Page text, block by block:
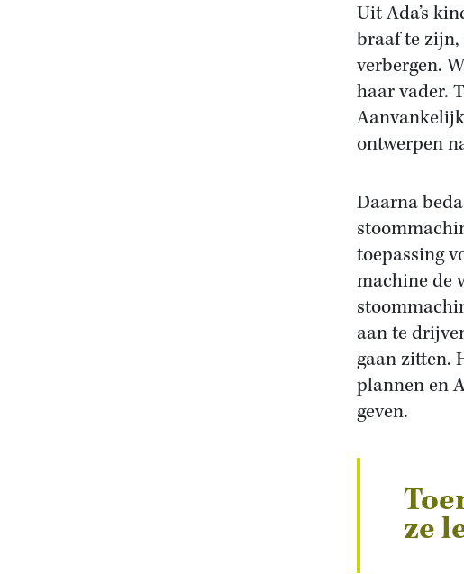
Uit Ada’s
braaf te
verbergen.
haar vader.
ontwerpen
Daarna
toepassing
machine de
aan te
gaan zitten.
plannen en
geven.
ze